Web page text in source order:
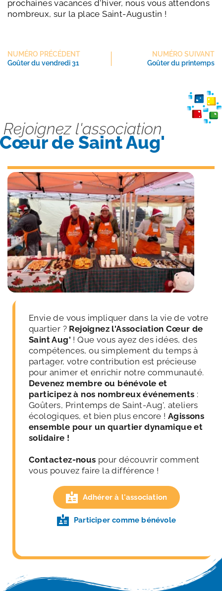
prochaines vacances d'hiver, nous vous attendons
nombreux, sur la place Saint-Augustin !
NUMÉRO PRÉCÉDENT
NUMÉRO SUIVANT
Goûter du vendredi 31
Goûter du printemps
Rejoignez l'association
Cœur de Saint Aug'
Envie de vous impliquer dans la vie de votre
quartier ? Rejoignez l'Association Cœur de
Saint Aug' ! Que vous ayez des idées, des
compétences, ou simplement du temps à
partager, votre contribution est précieuse
Devenez membre ou bénévole et
participez à nos nombreux événements :
Goûters, Printemps de Saint-Aug', ateliers
écologiques, et bien plus encore ! Agissons
ensemble pour un quartier dynamique et
solidaire !
Contactez-nous pour découvrir comment
vous pouvez faire la différence !
Adhérer à l'association
Participer comme bénévole